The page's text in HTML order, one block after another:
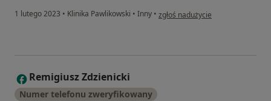
1 lutego 2023 • Klinika Pawlikowski • Inny • w opinii użytkownika Mercedes
zgłoś nadużycie
R Remigiusz Zdzienicki
Numer telefonu zweryfikowany